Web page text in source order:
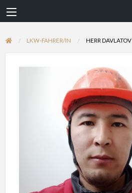
LKW-FAHRER/IN HERR DAVLATOV